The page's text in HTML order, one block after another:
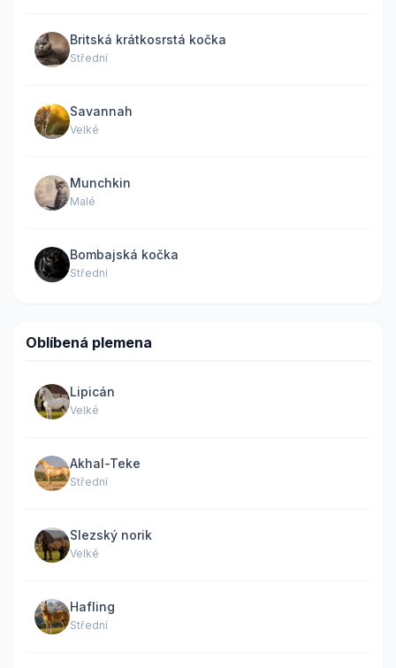
Britská krátkosrstá kočka
Střední
Savannah
Velké
Munchkin
Malé
Bombajská kočka
Střední
Oblíbená plemena
Lipicán
Velké
Akhal-Teke
Střední
Slezský norik
Velké
Hafling
Střední